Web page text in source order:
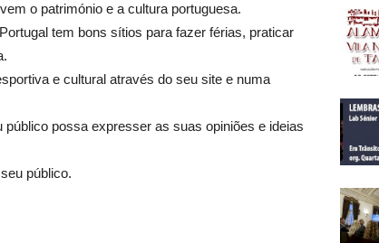
o património e a cultura portuguesa.
tem bons sítios para fazer férias, praticar
e cultural através do seu site e numa
possa expresser as suas opiniões e ideias
público.